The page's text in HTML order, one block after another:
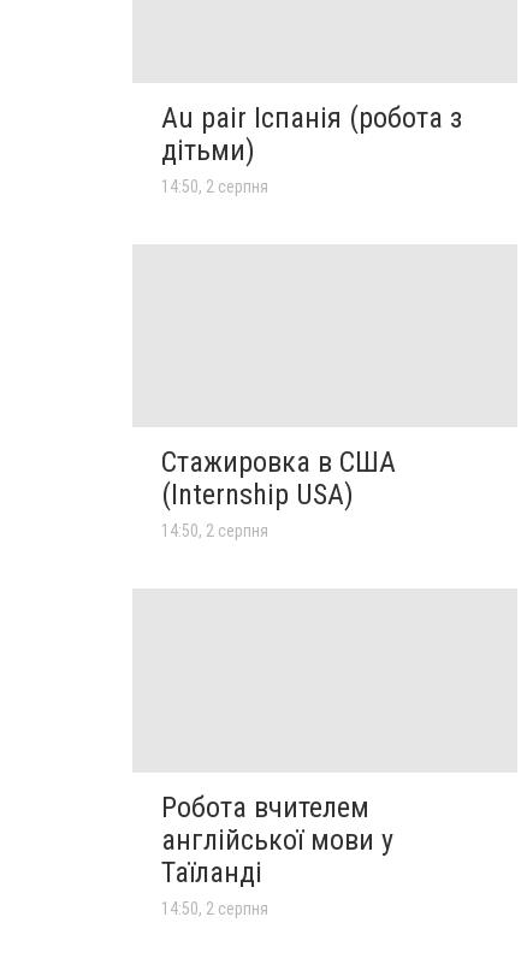
Au pair Іспанія (робота з
дітьми)
14:50, 2 серпня
Стажировка в США
(Internship USA)
14:50, 2 серпня
Робота вчителем
англійської мови у
Таїланді
14:50, 2 серпня